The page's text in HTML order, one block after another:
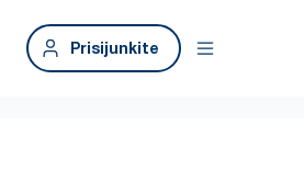
Prisijunkite